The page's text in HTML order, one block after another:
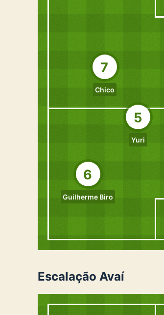
7
Chico
5
Yuri
6
Guilherme Biro
Escalação Avaí